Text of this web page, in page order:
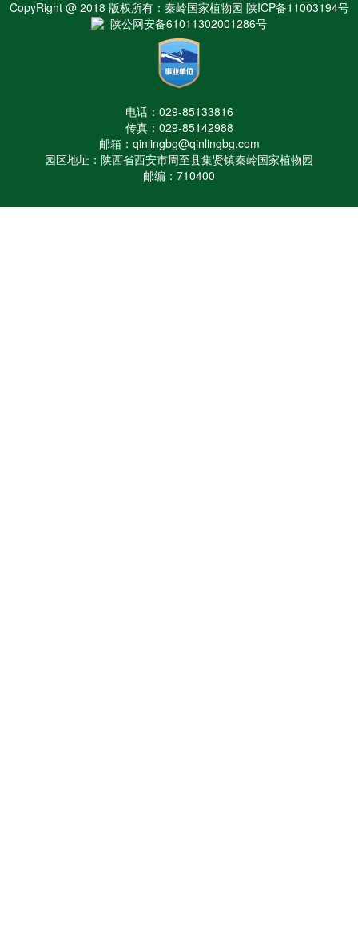
CopyRight @ 2018 版权所有：秦岭国家植物园 陕ICP备11003194号
陕公网安备61011302001286号
电话：029-85133816
传真：029-85142988
邮箱：qinlingbg@qinlingbg.com
园区地址：陕西省西安市周至县集贤镇秦岭国家植物园
邮编：710400